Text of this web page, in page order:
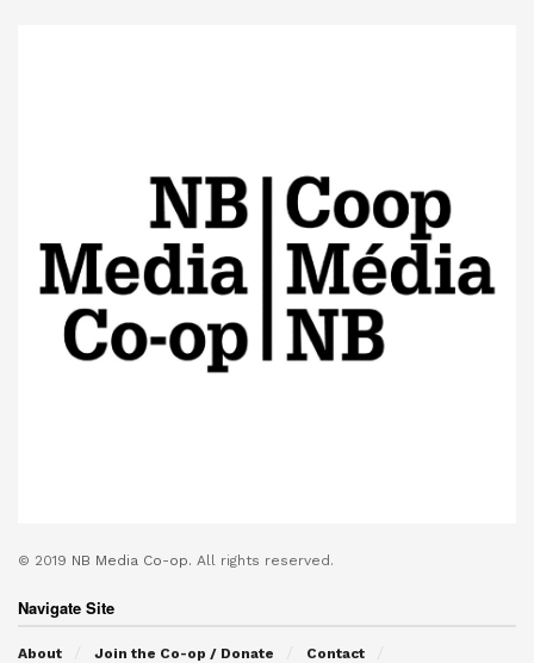
© 2019 NB Media Co-op. All rights reserved.
Navigate Site
About Join the Co-op / Donate Contact